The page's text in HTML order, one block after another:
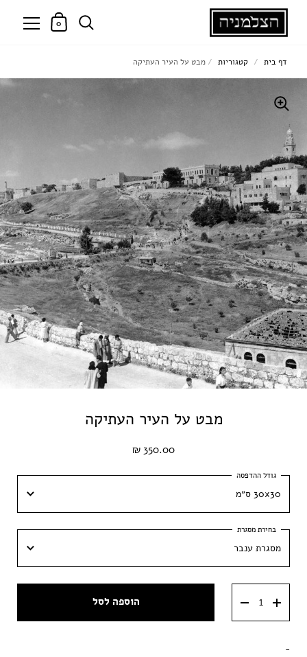
0
מבט על העיר העתיקה
350.00 ₪
30x30 ס״מ
30x30 ס״מ
40x40 ס״מ
50x50 ס״מ
מסגרת ענבר
מסגרת וונגה הוספה לסל
-
דף בית / קטגוריות / מבט על העיר העתיקה